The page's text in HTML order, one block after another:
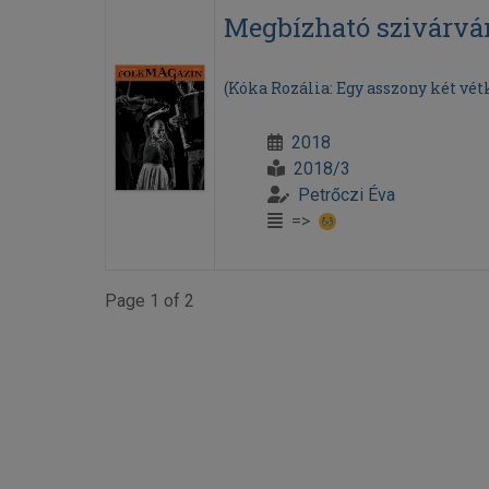
Megbízható
(Kóka Rozália: Egy asszony két
2018
2018/3
Petrőczi Éva
=>
Page 1 of 2